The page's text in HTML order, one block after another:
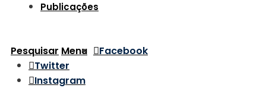
Publicações
Pesquisar Menu
Facebook
Twitter
Instagram